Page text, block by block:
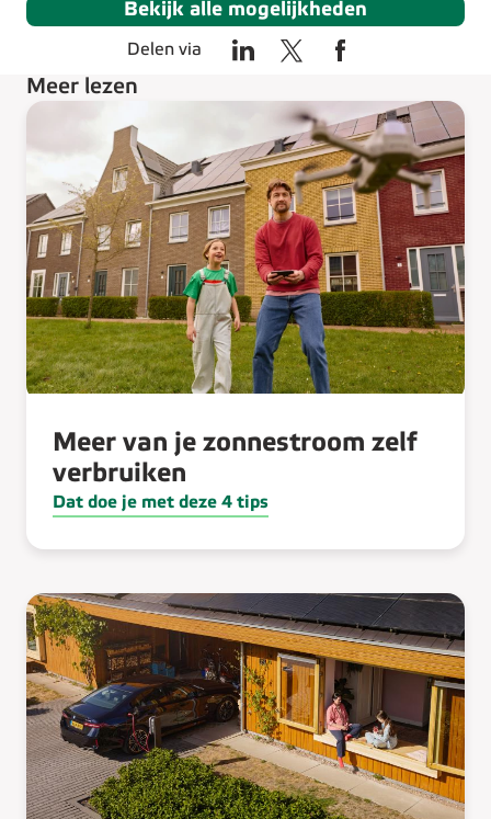
Bekijk alle mogelijkheden
Delen via
Meer lezen
Meer van je zonnestroom zelf
verbruiken
Dat doe je met deze 4 tips